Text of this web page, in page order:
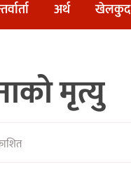
अर्थ खेलकुद
मृत्यु